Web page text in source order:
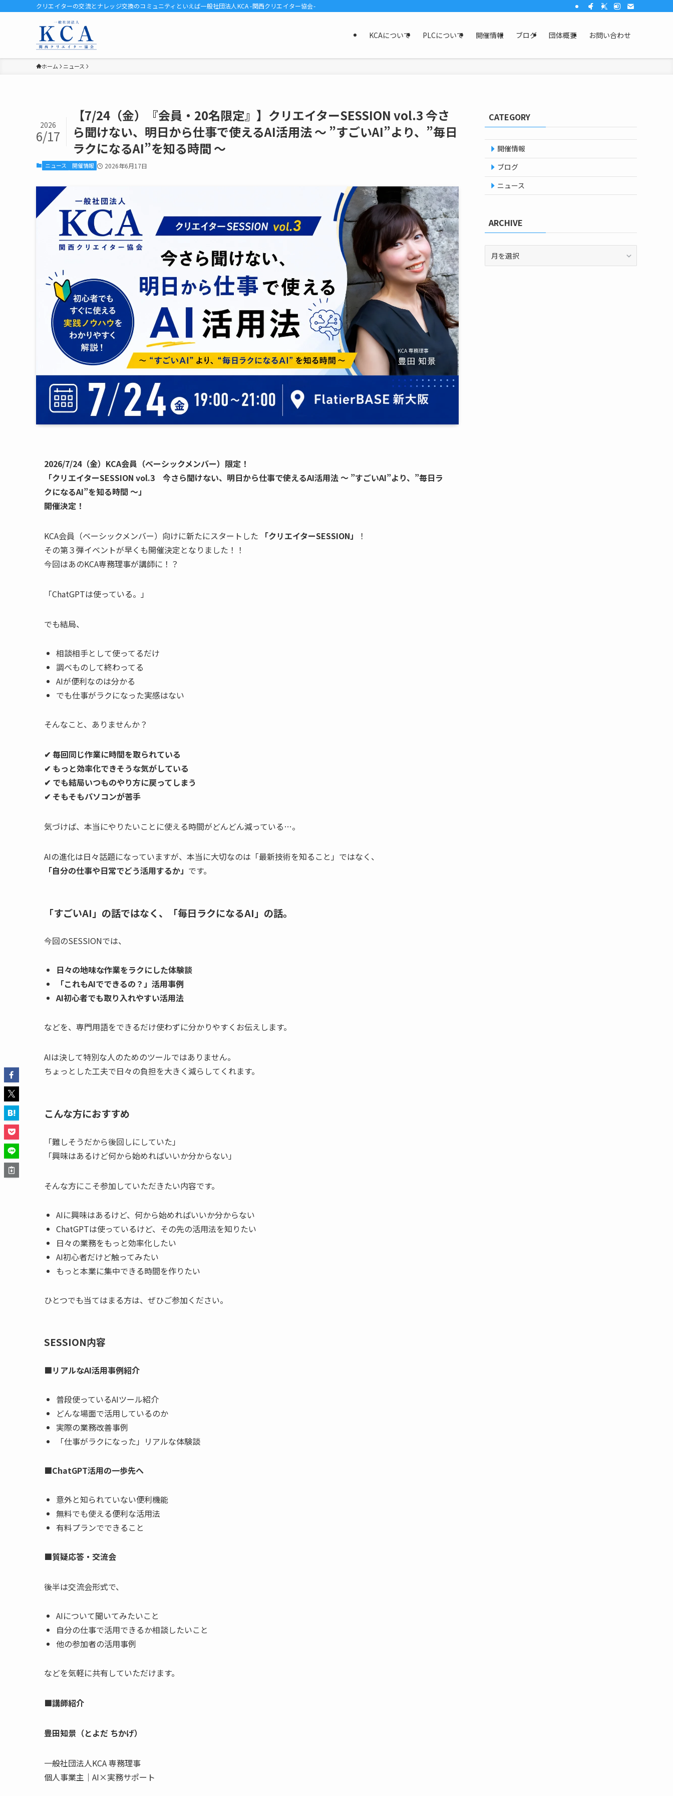
クリエイターの交流とナレッジ交換のコミュニティといえば一般社団法人KCA -関西クリエイター協会-
KCAについて PLCについて 開催情報 ブログ 団体概要 お問い合わせ
ホーム ニュース
【7/24（金）『会員・20名限定』】クリエイターSESSION vol.3 今さ
ら聞けない、明日から仕事で使えるAI活用法 〜 ”すごいAI”より、”毎日
ラクになるAI”を知る時間 〜
2026
6/17
ニュース 開催情報 2026年6月17日
2026/7/24（金）KCA会員（ベーシックメンバー）限定！
「クリエイターSESSION vol.3 今さら聞けない、明日から仕事で使えるAI活用法 〜 ”すごいAI”より、”毎日ラ
クになるAI”を知る時間 〜」
開催決定！
KCA会員（ベーシックメンバー）向けに新たにスタートした 「クリエイターSESSION」
！
その第３弾イベントが早くも開催決定となりました！！
今回はあのKCA専務理事が講師に！？
「ChatGPTは使っている。」
でも結局、
相談相手として使ってるだけ
調べものして終わってる
AIが便利なのは分かる
でも仕事がラクになった実感はない
そんなこと、ありませんか？
✔ 毎回同じ作業に時間を取られている
✔ もっと効率化できそうな気がしている
✔ でも結局いつものやり方に戻ってしまう
✔ そもそもパソコンが苦手
気づけば、本当にやりたいことに使える時間がどんどん減っている…。
AIの進化は日々話題になっていますが、本当に大切なのは「最新技術を知ること」ではなく、
「自分の仕事や日常でどう活用するか」 です。
「すごいAI」の話ではなく、「毎日ラクになるAI」の話。
今回のSESSIONでは、
日々の地味な作業をラクにした体験談
「これもAIでできるの？」活用事例
AI初心者でも取り入れやすい活用法
などを、専門用語をできるだけ使わずに分かりやすくお伝えします。
AIは決して特別な人のためのツールではありません。
ちょっとした工夫で日々の負担を大きく減らしてくれます。
こんな方におすすめ
「難しそうだから後回しにしていた」
「興味はあるけど何から始めればいいか分からない」
そんな方にこそ参加していただきたい内容です。
AIに興味はあるけど、何から始めればいいか分からない
ChatGPTは使っているけど、その先の活用法を知りたい
日々の業務をもっと効率化したい
AI初心者だけど触ってみたい
もっと本業に集中できる時間を作りたい
ひとつでも当てはまる方は、ぜひご参加ください。
SESSION内容
■リアルなAI活用事例紹介
普段使っているAIツール紹介
どんな場面で活用しているのか
実際の業務改善事例
「仕事がラクになった」リアルな体験談
■ChatGPT活用の一歩先へ
意外と知られていない便利機能
無料でも使える便利な活用法
有料プランでできること
■質疑応答・交流会
後半は交流会形式で、
AIについて聞いてみたいこと
自分の仕事で活用できるか相談したいこと
他の参加者の活用事例
などを気軽に共有していただけます。
■講師紹介
豊田知景（とよだ ちかげ）
一般社団法人KCA 専務理事
個人事業主｜AI×実務サポート
CATEGORY
開催情報
ブログ
ニュース
ARCHIVE